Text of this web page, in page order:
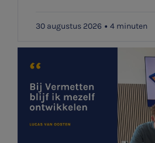
Contact
Locaties
Audit
Aanmelden
30 augustus 2026 4 minuten